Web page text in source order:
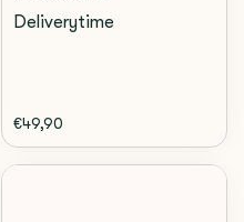
Deliverytime
€49,90